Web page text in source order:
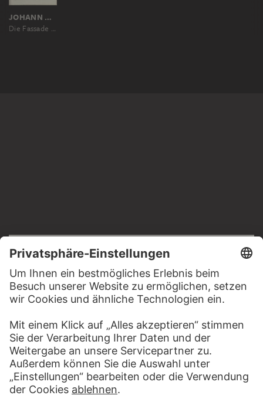
JOHANN ANTON RAMBOUX, NACH AGOSTINO DI DUCCIO
Die Fassade des Oratoriums San Bernardino in Perugia
Impressum
Datenschutz
Copyright © 2026 Städel Museum
All rights reserved.
DIGITALE SAMMLUNG
Startseite
Werke
Künstler
Alben